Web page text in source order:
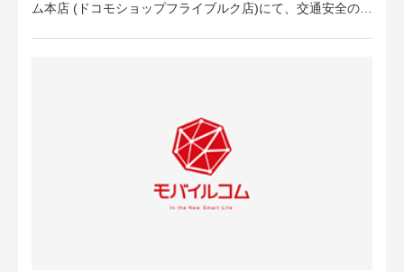
ム本店 (ドコモショップフライブルク店)にて、交通安全の…